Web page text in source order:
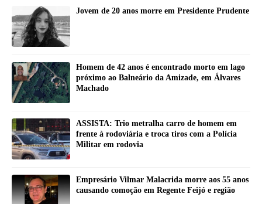
Jovem de 20 anos morre em Presidente Prudente
Homem de 42 anos é encontrado morto em lago
próximo ao Balneário da Amizade, em Álvares
Machado
ASSISTA: Trio metralha carro de homem em
frente à rodoviária e troca tiros com a Polícia
Militar em rodovia
Empresário Vilmar Malacrida morre aos 55 anos
causando comoção em Regente Feijó e região